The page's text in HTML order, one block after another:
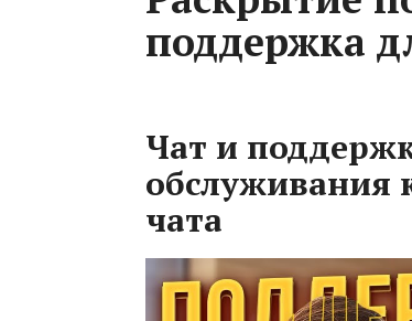
поддержка
Чат и
обслуживания
чата